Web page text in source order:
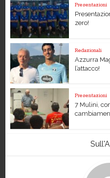
Presentazioni
zero!
Redazionali
Azzurra
l’attacco!
Presentazioni
7 Mulini,